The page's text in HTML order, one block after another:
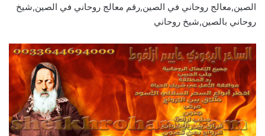
الصين,معالج روحاني في الصين,رقم معالج روحاني في الصين,شيخ
روحاني بالصين,شيخ روحاني